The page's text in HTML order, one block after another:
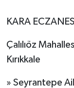
KARA ECZANESİ
Çalılıöz
Kırıkkale
» Seyrantepe